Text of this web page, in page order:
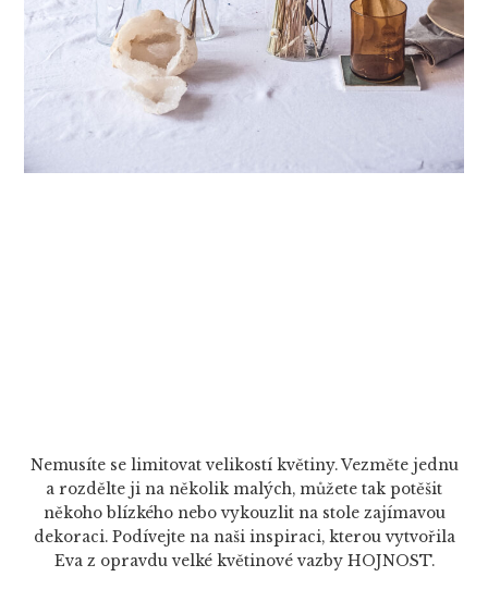
Nemusíte se limitovat velikostí květiny. Vezměte jednu
a rozdělte ji na několik malých, můžete tak potěšit
někoho blízkého nebo vykouzlit na stole zajímavou
dekoraci. Podívejte na naši inspiraci, kterou vytvořila
Eva z opravdu velké květinové vazby HOJNOST.